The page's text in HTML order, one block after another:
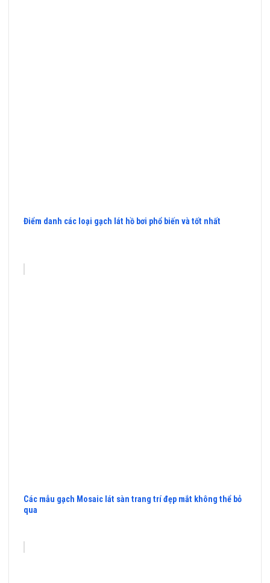
Điểm danh các loại gạch lát hồ bơi phổ biến và tốt nhất
Các mẫu gạch Mosaic lát sàn trang trí đẹp mắt không thể bỏ
qua